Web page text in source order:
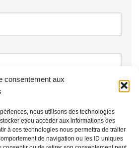
consentement aux
nous utilisons des technologies
et/ou accéder aux informations des
à ces technologies nous permettra de traiter
de navigation ou les ID uniques